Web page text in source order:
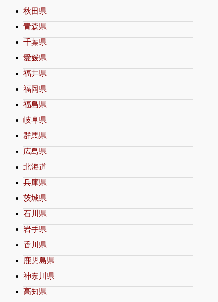
秋田県
青森県
千葉県
愛媛県
福井県
福岡県
福島県
岐阜県
群馬県
広島県
北海道
兵庫県
茨城県
石川県
岩手県
香川県
鹿児島県
神奈川県
高知県